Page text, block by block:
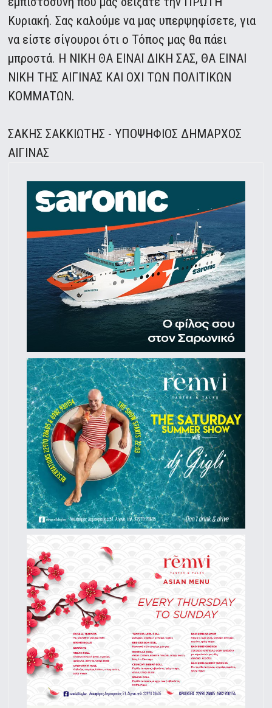
Κυριακή. Σας καλούμε να μας υπερψηφίσετε, για
να είστε σίγουροι ότι ο Τόπος μας θα πάει
μπροστά. Η ΝΙΚΗ ΘΑ ΕΙΝΑΙ ΔΙΚΗ ΣΑΣ, ΘΑ ΕΙΝΑΙ
ΝΙΚΗ ΤΗΣ ΑΙΓΙΝΑΣ ΚΑΙ ΟΧΙ ΤΩΝ ΠΟΛΙΤΙΚΩΝ
ΚΟΜΜΑΤΩΝ.
ΣΑΚΗΣ ΣΑΚΚΙΩΤΗΣ - ΥΠΟΨΗΦΙΟΣ ΔΗΜΑΡΧΟΣ
ΑΙΓΙΝΑΣ